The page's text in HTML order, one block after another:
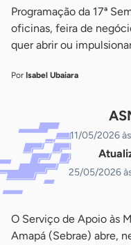
Programação da 17ª
oficinas, feira de
quer abrir ou
Por Isabel Ubaiara
11/05/2026
25/05/2026
O Serviço de Apoio às
Amapá (Sebrae) abre,